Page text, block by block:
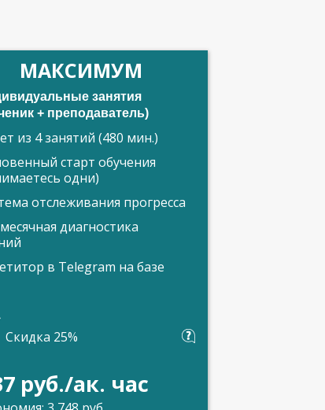
МАКСИМУМ
занятия
+ преподаватель)
из 4 занятий (480 мин.)
старт обучения
одни)
отслеживания прогресса
диагностика
в Telegram на базе
Скидка 25%
руб./ак. час